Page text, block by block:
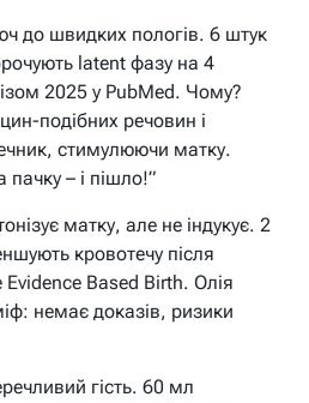
до швидких пологів. 6 штук
latent фазу на 4
2025 у PubMed. Чому?
подібних речовин і
стимулюючи матку.
пачку – і пішло!”
матку, але не індукує. 2
кровотечу після
Based Birth. Олія
немає доказів, ризики
гість. 60 мл